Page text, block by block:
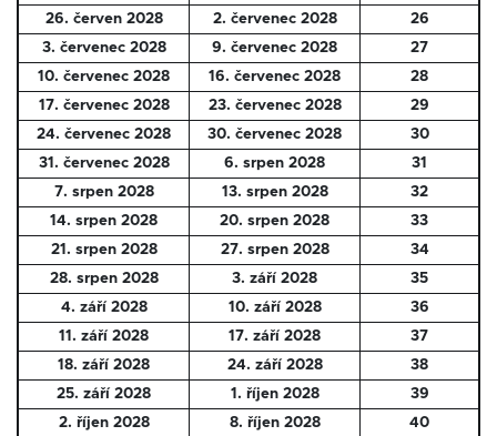
26. červen 2028
2. červenec 2028
26
3. červenec 2028
9. červenec 2028
27
10. červenec 2028
16. červenec 2028
28
17. červenec 2028
23. červenec 2028
29
24. červenec 2028
30. červenec 2028
30
31. červenec 2028
6. srpen 2028
31
7. srpen 2028
13. srpen 2028
32
14. srpen 2028
20. srpen 2028
33
21. srpen 2028
27. srpen 2028
34
28. srpen 2028
3. září 2028
35
4. září 2028
10. září 2028
36
11. září 2028
17. září 2028
37
18. září 2028
24. září 2028
38
25. září 2028
1. říjen 2028
39
2. říjen 2028
8. říjen 2028 40